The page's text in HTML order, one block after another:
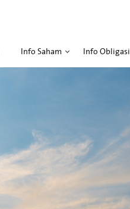
Info Saham Info Obligasi